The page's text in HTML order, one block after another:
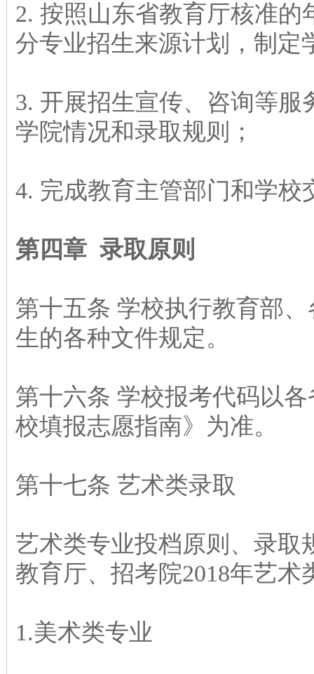
2. 按照山东省教育厅核准
分专业招生来源计划，制定
3. 开展招生宣传、咨询等
学院情况和录取规则；
4. 完成教育主管部门和学校
第四章 录取原则
第十五条 学校执行教育部
生的各种文件规定。
第十六条 学校报考代码以
校填报志愿指南》为准。
第十七条 艺术类录取
艺术类专业投档原则、录取
教育厅、招考院2018年艺
1.美术类专业